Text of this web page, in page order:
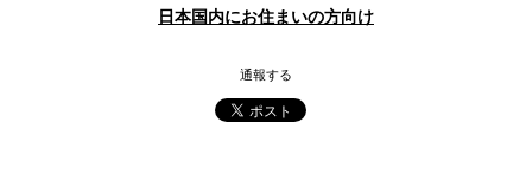
日本国内にお住まいの方向け
通報する